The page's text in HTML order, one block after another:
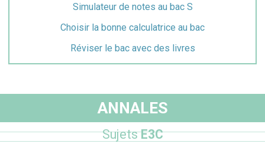
Simulateur de notes au bac S
Choisir la bonne calculatrice au bac
Réviser le bac avec des livres
ANNALES
SujetsE3C